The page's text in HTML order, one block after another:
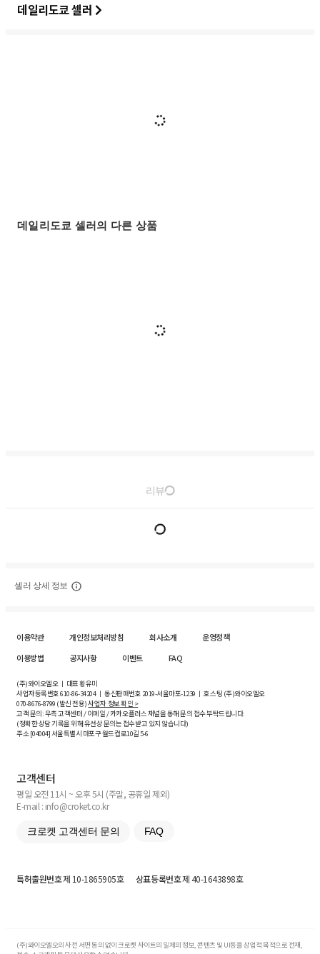
데일리도쿄 셀러
데일리도쿄 셀러의 다른 상품
리뷰
셀러 상세 정보
이용약관 개인정보처리방침 회사소개
운영정책
이용방법
공지사항 이벤트 FAQ
(주)와이오엘오 ㅣ 대표 황유미
사업자등록번호610-86-34204ㅣ 통신판매번호 2019-서울마포-1239 ㅣ 호스팅 (주)와이오엘오
070-8676-8799 (발신 전용)사업자 정보 확인 >
고객 문의: 우측 고객센터 / 이메일 / 카카오플러스 채널을 통해 문의 접수 부탁드립니다.
(정확한 상담 기록을 위해 유선상 문의는 접수받고 있지 않습니다)
주소 [04004] 서울특별시 마포구 월드컵로10길5-6
고객센터
평일 오전 11시 ~ 오후 5시 (주말, 공휴일 제외)
E-mail : info@croket.co.kr
크로켓 고객센터 문의 FAQ
특허출원번호제 10-1865905호 상표등록번호제 40-1643898호
(주)와이오엘오의 사전 서면 동의 없이 크로켓 사이트의 일체의 정보, 콘텐츠 및 UI등을 상업적 목적으로 전재,